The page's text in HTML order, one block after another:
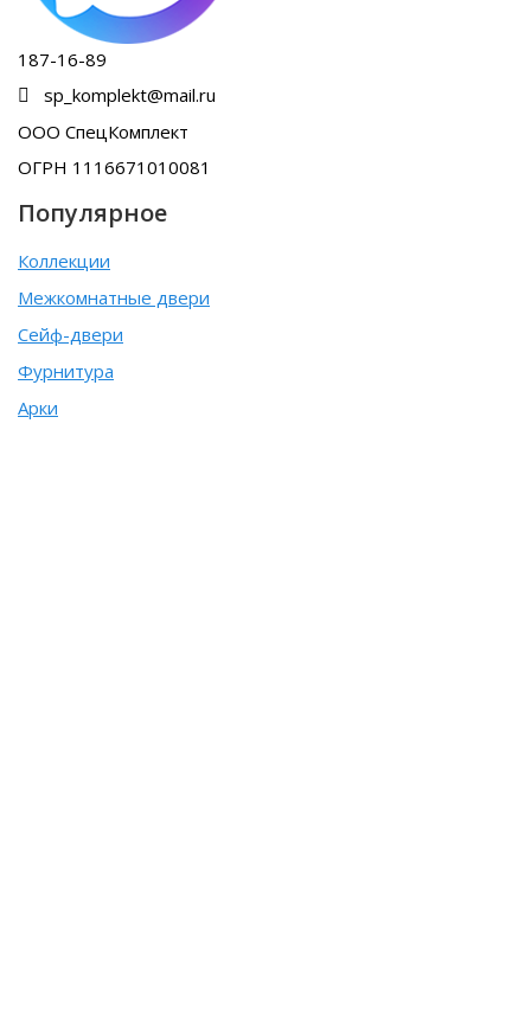
187-16-89
sp_komplekt@mail.ru
ООО СпецКомплект
ОГРН 1116671010081
Популярное
Коллекции
Межкомнатные двери
Сейф-двери
Фурнитура
Арки